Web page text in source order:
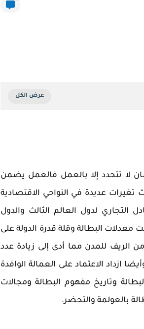
لا تتحدد إلا بالعمل فالعمل يضمن
عديدة في النواحي الاقتصادية
التجاري لدول العالم الثالث والدول
البطالة وقلة قدرة الدولة على
الريف للمدن مما أدى إلى زيادة عدد
ازداد الاعتماد على العمالة الوافدة
وتاريخ مفهوم البطالة ومجالات
بالعولمة والتحضر.